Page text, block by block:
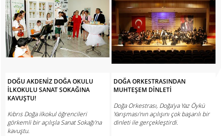
DOĞU AKDENİZ DOĞA OKULU
İLKOKULU SANAT SOKAĞINA
KAVUŞTU!
Kıbrıs Doğa ilkokul öğrencileri
görkemli bir açılışla Sanat Sokağı'na
kavuştu.
DOĞA ORKESTRASINDAN
MUHTEŞEM DİNLETİ
Doğa Orkestrası, Doğa’ya Yaz Öykü
Yarışması’nın açılışını çok başarılı bir
dinleti ile gerçekleştirdi.